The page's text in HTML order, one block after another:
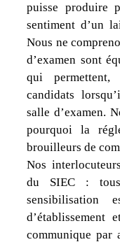
puisse produire
sentiment d’un
Nous ne
d’examen sont
qui
candidats
salle d’examen.
pourquoi la
brouilleurs de
Nos
du SIEC :
sensibilisation
d’établissement
communique par